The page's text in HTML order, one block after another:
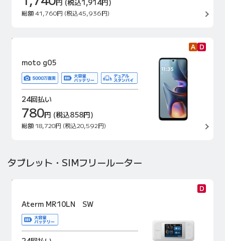
円 (税込1,914円)
総額41,760円 (税込45,936円)
moto g05
24回払い
780円 (税込858円)
総額18,720円 (税込20,592円)
タブレット・SIMフリールーター
Aterm MR10LN SW